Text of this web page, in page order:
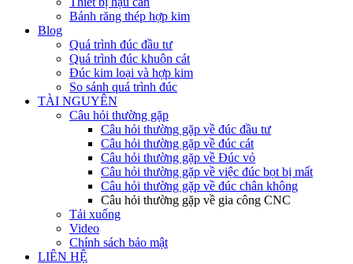
Bánh răng thép hợp kim
Blog
Quá trình đúc đầu tư
Quá trình đúc khuôn cát
Đúc kim loại và hợp kim
So sánh quá trình đúc
TÀI NGUYÊN
Câu hỏi thường gặp
Câu hỏi thường gặp về đúc đầu tư
Câu hỏi thường gặp về đúc cát
Câu hỏi thường gặp về Đúc vỏ
Câu hỏi thường gặp về việc đúc bọt bị mất
Câu hỏi thường gặp về đúc chân không
Câu hỏi thường gặp về gia công CNC
Tải xuống
Video
Chính sách bảo mật
LIÊN HỆ